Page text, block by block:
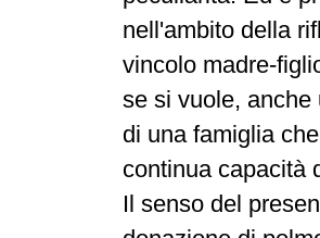
nell'ambito della
vincolo madre-
se si vuole, anche
di una famiglia
continua capacità
Il senso del